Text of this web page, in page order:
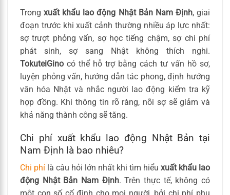
Trongxuất khẩu lao động Nhật Bản Nam Định, giai
đoạn trước khi xuất cảnh thường nhiều áp lực nhất:
sợ trượt phỏng vấn, sợ học tiếng chậm, sợ chi phí
phát sinh, sợ sang Nhật không thích nghi.
TokuteiGino có thể hỗ trợ bằng cách tư vấn hồ sơ,
luyện phỏng vấn, hướng dẫn tác phong, định hướng
văn hóa Nhật và nhắc người lao động kiểm tra kỹ
hợp đồng. Khi thông tin rõ ràng, nỗi sợ sẽ giảm và
khả năng thành công sẽ tăng.
Chi phí xuất khẩu lao động Nhật Bản tại
Nam Định là bao nhiêu?
Chi phí là câu hỏi lớn nhất khi tìm hiểu xuất khẩu lao
động Nhật Bản Nam Định. Trên thực tế, không có